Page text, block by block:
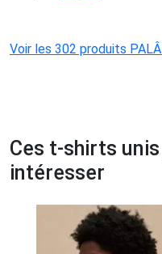
Voir les 302 produits
Ces t-shirts
intéresser